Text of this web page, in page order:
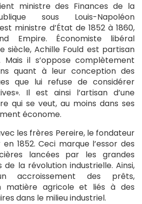
ministre des Finances de la
sous Louis-Napoléon
ministre d’État de 1852 à 1860,
Empire. Économiste libéral
siècle, Achille Fould est partisan
Mais il s’oppose complètement
quant à leur conception des
que lui refuse de considérer
Il est ainsi l’artisan d’une
qui se veut, au moins dans ses
économe.
les frères Pereire, le fondateur
1852. Ceci marque l’essor des
lancées par les grandes
de la révolution industrielle. Ainsi,
accroissement des prêts,
matière agricole et liés à des
dans le milieu industriel.